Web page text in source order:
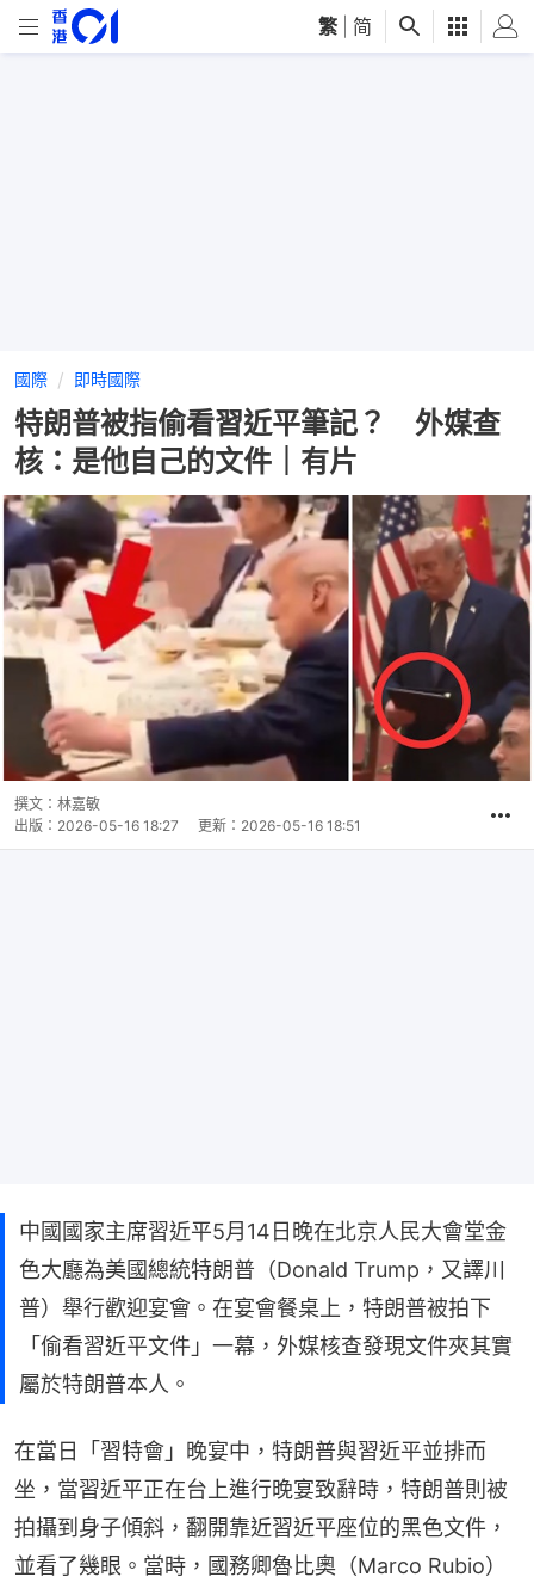
繁 简
國際 即時國際
特朗普被指偷看習近平筆記？ 外媒查
核：是他自己的文件｜有片
撰文： 林嘉敏
出版： 2026-05-16 18:27 更新： 2026-05-16 18:51
中國國家主席習近平5月14日晚在北京人民大會堂金
色大廳為美國總統特朗普（Donald Trump，又譯川
普）舉行歡迎宴會。在宴會餐桌上，特朗普被拍下
「偷看習近平文件」一幕，外媒核查發現文件夾其實
屬於特朗普本人。
在當日「習特會」晚宴中，特朗普與習近平並排而
坐，當習近平正在台上進行晚宴致辭時，特朗普則被
拍攝到身子傾斜，翻開靠近習近平座位的黑色文件，
並看了幾眼。當時，國務卿魯比奧（Marco Rubio）